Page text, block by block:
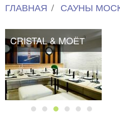
ГЛАВНАЯ САУНЫ
CRISTAL & MOЁТ